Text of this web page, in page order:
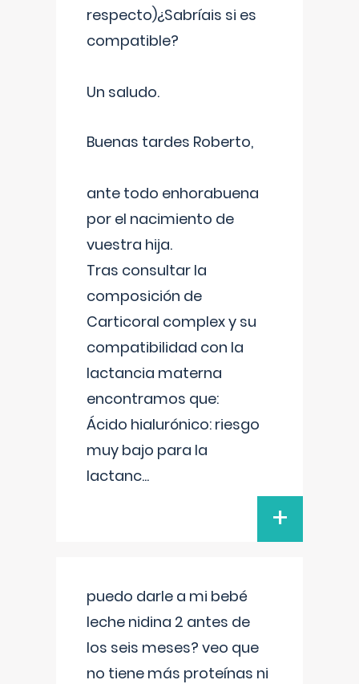
respecto)¿Sabríais si es
compatible?
Un saludo.
Buenas tardes Roberto,
ante todo enhorabuena
por el nacimiento de
vuestra hija.
Tras consultar la
composición de
Carticoral complex y su
compatibilidad con la
lactancia materna
encontramos que:
Ácido hialurónico: riesgo
muy bajo para la
lactanc...
+
puedo darle a mi bebé
leche nidina 2 antes de
los seis meses? veo que
no tiene más proteínas ni